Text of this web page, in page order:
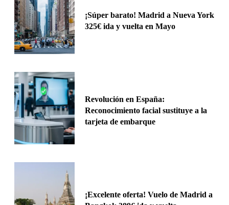
¡Súper barato! Madrid a Nueva York
325€ ida y vuelta en Mayo
Revolución en España:
Reconocimiento facial sustituye a la
tarjeta de embarque
¡Excelente oferta! Vuelo de Madrid a